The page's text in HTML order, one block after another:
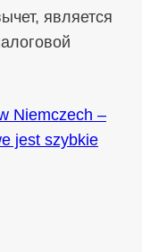
является